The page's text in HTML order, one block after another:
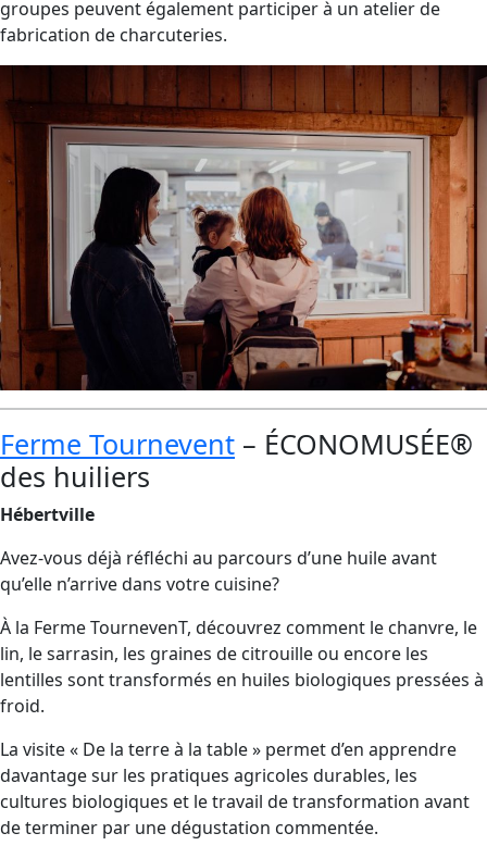
groupes peuvent également participer à un atelier de
fabrication de charcuteries.
Ferme Tournevent – ÉCONOMUSÉE®
des huiliers
Hébertville
Avez-vous déjà réfléchi au parcours d’une huile avant
qu’elle n’arrive dans votre cuisine?
À la Ferme TournevenT, découvrez comment le chanvre, le
lin, le sarrasin, les graines de citrouille ou encore les
lentilles sont transformés en huiles biologiques pressées à
froid.
La visite « De la terre à la table » permet d’en apprendre
davantage sur les pratiques agricoles durables, les
cultures biologiques et le travail de transformation avant
de terminer par une dégustation commentée.